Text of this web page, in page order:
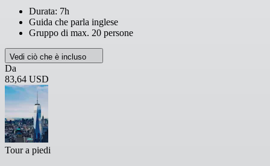
Durata: 7h
Guida che parla inglese
Gruppo di max. 20 persone
Vedi ciò che è incluso
Da
83,64 USD
Tour a piedi